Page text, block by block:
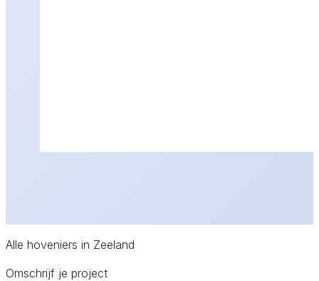
Alle hoveniers in Zeeland
Omschrijf je project